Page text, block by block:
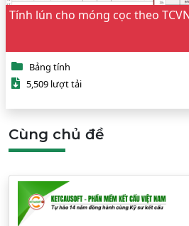
Tính lún cho móng cọc theo
Bảng tính
5,509 lượt tải
Cùng chủ đề